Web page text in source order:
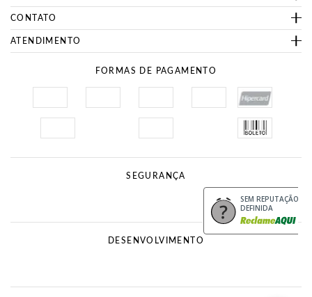
CONTATO
ATENDIMENTO
FORMAS DE PAGAMENTO
SEGURANÇA
SEM REPUTAÇÃO
DEFINIDA
DESENVOLVIMENTO